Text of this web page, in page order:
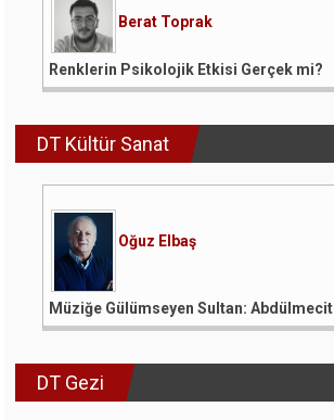
Berat Toprak
Renklerin Psikolojik Etkisi Gerçek mi?
DT Kültür Sanat
Oğuz Elbaş
Müziğe Gülümseyen Sultan: Abdülmecit
DT Gezi